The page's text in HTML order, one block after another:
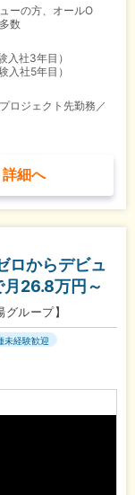
ーの方、オールO
数
入社3年目）
入社5年目）
ロジェクト先勤務／
詳細へ
ロからデビュ
月26.8万円～
ループ】
未経験歓迎